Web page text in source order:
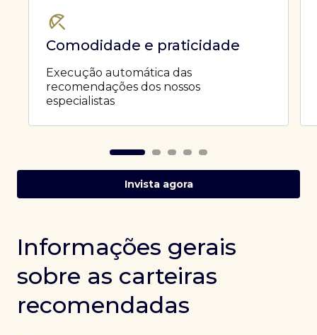
Comodidade e praticidade
Execução automática das
recomendações dos nossos
especialistas
Invista agora
Informações gerais
sobre as carteiras
recomendadas